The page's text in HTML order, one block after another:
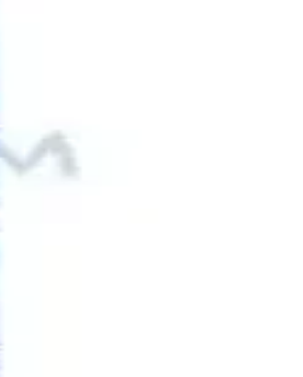
tarafından tercih edilir.